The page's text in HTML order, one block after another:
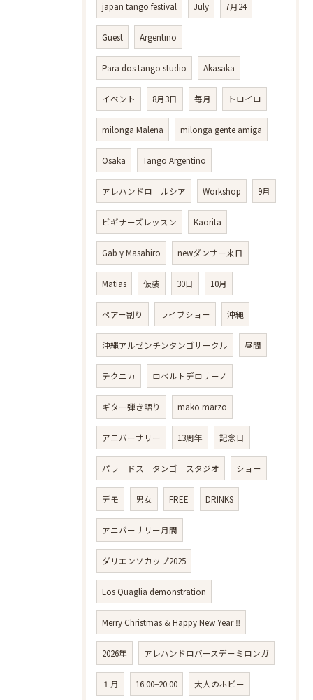
japan tango festival July 7月24
Guest Argentino
Para dos tango studio Akasaka
イベント 8月3日 毎月 トロイロ
milonga Malena milonga gente amiga
Osaka Tango Argentino
アレハンドロ ルシア Workshop 9月
ビギナーズレッスン Kaorita
Gab y Masahiro newダンサー来日
Matias 仮装 30日 10月
ペアー割り ライブショー 沖縄
沖縄アルゼンチンタンゴサークル 昼間
テクニカ ロベルトデロサーノ
ギター弾き語り mako marzo
アニバーサリー 13周年 記念日
パラ ドス タンゴ スタジオ ショー
デモ 男女 FREE DRINKS
アニバーサリー月間
ダリエンソカップ2025
Los Quaglia demonstration
Merry Christmas & Happy New Year ‼️
2026年 アレハンドロバースデーミロンガ
１月 16:00−20:00 大人のホビー